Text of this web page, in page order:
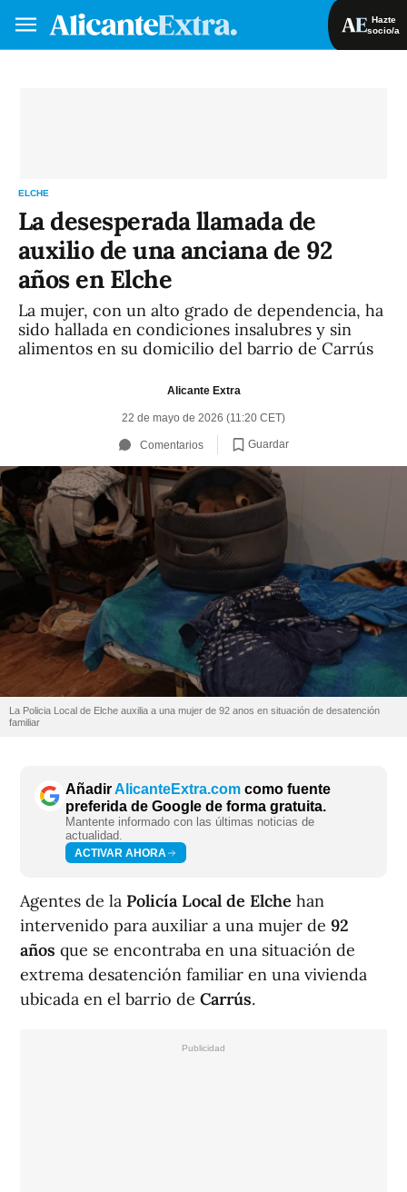
Hazte
socio/a
ELCHE
La desesperada llamada de
auxilio de una anciana de 92
años en Elche
La mujer, con un alto grado de dependencia, ha
sido hallada en condiciones insalubres y sin
alimentos en su domicilio del barrio de Carrús
Alicante Extra
22 de mayo de 2026 (11:20 CET)
Comentarios Guardar
La Policia Local de Elche auxilia a una mujer de 92 anos en situación de desatención
familiar
AñadirAlicanteExtra.com como fuente
preferida de Google de forma gratuita.
Mantente informado con las últimas noticias de
actualidad.
ACTIVAR AHORA
Agentes de la Policía Local de Elche han
intervenido para auxiliar a una mujer de 92
años que se encontraba en una situación de
extrema desatención familiar en una vivienda
ubicada en el barrio de Carrús.